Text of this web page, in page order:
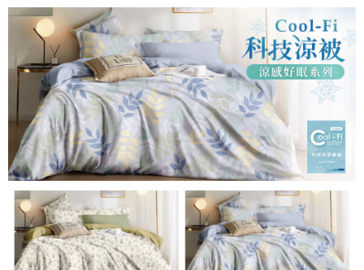
流程，驗證手機門號後，選擇欲分期的期數、繳款截止日，確認付款後即完
成交易。
3.實際核准額度、可分期數及費用金額請依後續交易確認頁面所載為準。
4.訂單成立30分鐘內，如未前往確認交易或遇審核未通過，訂單將自動取
消。如遇「轉專審核」未通過狀況，表示未達大哥付你分期系統評分，恕無
法說明評估內容。
【繳款方式說明】
1.分期款項不併入電信帳單，「大哥付你分期」於每月結算日後寄送繳費提
醒簡訊。
2.透過簡訊連結打開帳單後，可選擇「超商條碼／台灣大直營門市／銀行轉
帳／街口支付／iPASS MONEY」等通路繳費。
【注意事項】
1.本服務係由「台灣大哥大股份有限公司」（以下簡稱本公司）所提供，讓
用戶於交易時，得透過本服務購買商品或服務，並由商店將買賣／分期付款
買賣價金債權讓與本公司後，依約使用本公司帳單繳交帳款。
2.基於同意付款使用「大哥付你分期」之契約關係目的，商店將以您的個人
資料（包含姓名、電話或地址）提供予台灣大哥大進項蒐集、處理及利用，
相關說明
【關於「AFTEE先享後付」】
AFTEE先享後付是「在收到商品之後才付款」的支付方式。 讓您購物簡單
便利好安心！
１．簡單：不需註冊會員、不需綁卡、不需儲值。
２．便利：只要手機號碼，簡訊認證，即可結帳。
３．安心：先確認商品／服務後，再付款。
【「AFTEE先享後付」結帳流程】
１．於結帳方式選擇「AFTEE先享後付」後，將跳轉至「AFTEE先享後付」
結帳頁面，進行簡訊認證並確認金額後，即可完成結帳。
２．訂單成立數日內，您將收到繳費通知簡訊。
ATM／網路銀行／等多元方式進行付款，方視為交易完成。
※ 請注意：結帳手續完成當下不需立刻繳費，但若您需要取消訂單，請聯絡
購買商品的店家。未經商家同意取消之訂單仍視為有效，需透過AFTEE先享
後付繳納相關費用。
※ 交易是否成功請以「AFTEE先享後付 」之結帳頁面顯示為準，若有關於
Hami Point
相關說明
「Hami Point」為中華電信所提供之點數服務，可於會員專區綁定中華電信
會員帳號後，即可在購物車使用 Hami Point 折抵消費金額 (1點等於1元)。
ATM付款
運送方式
全家取貨付款
每筆NT$60，滿NT$999(含以上)免運費
付款後全家取貨
每筆NT$60，滿NT$999(含以上)免運費
7-11取貨付款